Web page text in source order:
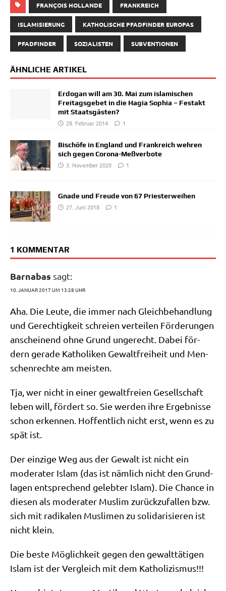
FRANÇOIS HOLLANDE FRANKREICH
ISLAMISIERUNG KATHOLISCHE PFADFINDER EUROPAS
PFADFINDER SOZIALISTEN SUBVENTIONEN
ÄHNLICHE ARTIKEL
Erdogan will am 30. Mai zum islamischen
Freitagsgebet in die Hagia Sophia – Festakt
mit Staatsgästen?
28. Februar 2014
1
Bischöfe in England und Frankreich wehren
sich gegen Corona-Meßverbote
3. November 2020
1
Gnade und Freude von 67 Priesterweihen
27. Juni 2018
1
1 KOMMENTAR
Barnabas sagt:
10. JANUAR 2017 UM 13:28 UHR
Aha. Die Leu­te, die immer nach Gleich­be­hand­lung
und Gerech­tig­keit schrei­en ver­tei­len För­de­run­gen
anschei­nend ohne Grund unge­recht. Dabei för­
dern gera­de Katho­li­ken Gewalt­frei­heit und Men­
schen­rech­te am meisten.
Tja, wer nicht in einer gewalt­frei­en Gesell­schaft
leben will, för­dert so. Sie wer­den ihre Ergeb­nis­se
schon erken­nen. Hof­fent­lich nicht erst, wenn es zu
spät ist.
Der ein­zi­ge Weg aus der Gewalt ist nicht ein
mode­ra­ter Islam (das ist näm­lich nicht den Grund­
la­gen ent­spre­chend geleb­ter Islam). Die Chan­ce in
die­sen als mode­ra­ter Mus­lim zurück­zu­fal­len bzw.
sich mit radi­ka­len Mus­li­men zu soli­da­ri­sie­ren ist
nicht klein.
Die beste Mög­lich­keit gegen den gewalt­tä­ti­gen
Islam ist der Ver­gleich mit dem Katholizismus!!!